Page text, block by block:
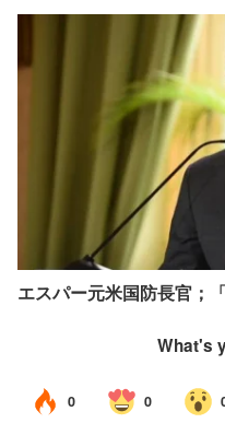
エスパー元米国防長官；